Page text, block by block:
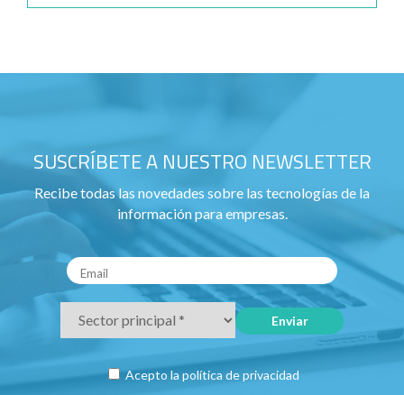
SUSCRÍBETE A NUESTRO NEWSLETTER
Recibe todas las novedades sobre las tecnologías de la
información para empresas.
Acepto la política de privacidad